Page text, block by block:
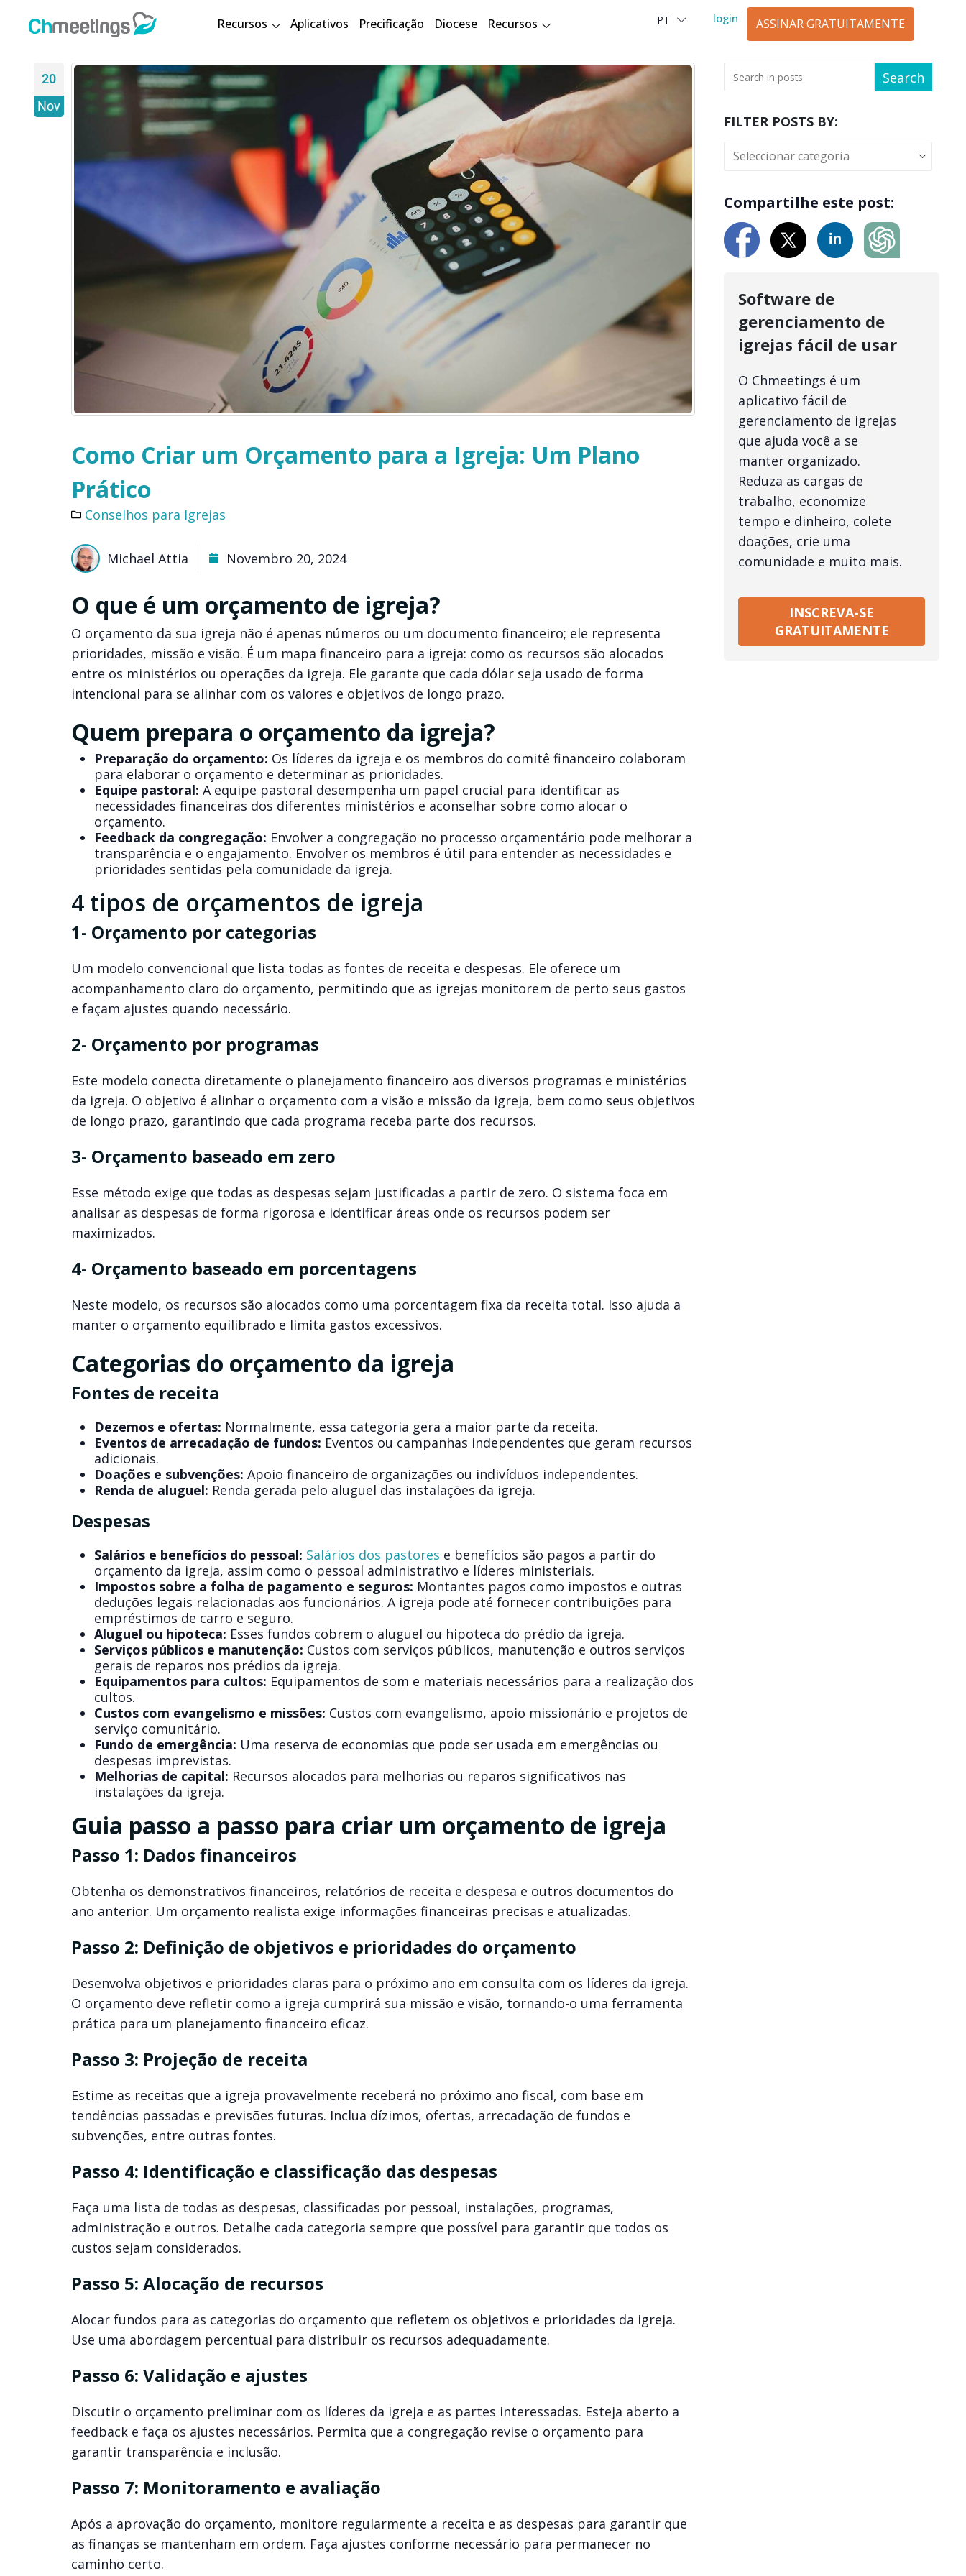
Recursos Aplicativos Precificação Diocese Recursos PT
العربية
login ASSINAR GRATUITAMENTE
20
Nov
Como Criar um Orçamento para a Igreja: Um Plano
Prático
Conselhos para Igrejas
Michael Attia Novembro 20, 2024
O que é um orçamento de igreja?
O orçamento da sua igreja não é apenas números ou um documento financeiro; ele representa
prioridades, missão e visão. É um mapa financeiro para a igreja: como os recursos são alocados
entre os ministérios ou operações da igreja. Ele garante que cada dólar seja usado de forma
intencional para se alinhar com os valores e objetivos de longo prazo.
Quem prepara o orçamento da igreja?
Preparação do orçamento: Os líderes da igreja e os membros do comitê financeiro colaboram
para elaborar o orçamento e determinar as prioridades.
Equipe pastoral: A equipe pastoral desempenha um papel crucial para identificar as
necessidades financeiras dos diferentes ministérios e aconselhar sobre como alocar o
orçamento.
Feedback da congregação: Envolver a congregação no processo orçamentário pode melhorar a
transparência e o engajamento. Envolver os membros é útil para entender as necessidades e
prioridades sentidas pela comunidade da igreja.
4 tipos de orçamentos de igreja
1- Orçamento por categorias
Um modelo convencional que lista todas as fontes de receita e despesas. Ele oferece um
acompanhamento claro do orçamento, permitindo que as igrejas monitorem de perto seus gastos
e façam ajustes quando necessário.
2- Orçamento por programas
Este modelo conecta diretamente o planejamento financeiro aos diversos programas e ministérios
da igreja. O objetivo é alinhar o orçamento com a visão e missão da igreja, bem como seus objetivos
de longo prazo, garantindo que cada programa receba parte dos recursos.
3- Orçamento baseado em zero
Esse método exige que todas as despesas sejam justificadas a partir de zero. O sistema foca em
analisar as despesas de forma rigorosa e identificar áreas onde os recursos podem ser
maximizados.
4- Orçamento baseado em porcentagens
Neste modelo, os recursos são alocados como uma porcentagem fixa da receita total. Isso ajuda a
manter o orçamento equilibrado e limita gastos excessivos.
Categorias do orçamento da igreja
Fontes de receita
Dezemos e ofertas: Normalmente, essa categoria gera a maior parte da receita.
Eventos de arrecadação de fundos: Eventos ou campanhas independentes que geram recursos
adicionais.
Doações e subvenções: Apoio financeiro de organizações ou indivíduos independentes.
Renda de aluguel: Renda gerada pelo aluguel das instalações da igreja.
Despesas
Salários e benefícios do pessoal: Salários dos pastores e benefícios são pagos a partir do
orçamento da igreja, assim como o pessoal administrativo e líderes ministeriais.
Impostos sobre a folha de pagamento e seguros: Montantes pagos como impostos e outras
deduções legais relacionadas aos funcionários. A igreja pode até fornecer contribuições para
empréstimos de carro e seguro.
Aluguel ou hipoteca: Esses fundos cobrem o aluguel ou hipoteca do prédio da igreja.
Serviços públicos e manutenção: Custos com serviços públicos, manutenção e outros serviços
gerais de reparos nos prédios da igreja.
Equipamentos para cultos: Equipamentos de som e materiais necessários para a realização dos
cultos.
Custos com evangelismo e missões: Custos com evangelismo, apoio missionário e projetos de
serviço comunitário.
Fundo de emergência: Uma reserva de economias que pode ser usada em emergências ou
despesas imprevistas.
Melhorias de capital: Recursos alocados para melhorias ou reparos significativos nas
instalações da igreja.
Guia passo a passo para criar um orçamento de igreja
Passo 1: Dados financeiros
Obtenha os demonstrativos financeiros, relatórios de receita e despesa e outros documentos do
ano anterior. Um orçamento realista exige informações financeiras precisas e atualizadas.
Passo 2: Definição de objetivos e prioridades do orçamento
Desenvolva objetivos e prioridades claras para o próximo ano em consulta com os líderes da igreja.
O orçamento deve refletir como a igreja cumprirá sua missão e visão, tornando-o uma ferramenta
prática para um planejamento financeiro eficaz.
Passo 3: Projeção de receita
Estime as receitas que a igreja provavelmente receberá no próximo ano fiscal, com base em
tendências passadas e previsões futuras. Inclua dízimos, ofertas, arrecadação de fundos e
subvenções, entre outras fontes.
Passo 4: Identificação e classificação das despesas
Faça uma lista de todas as despesas, classificadas por pessoal, instalações, programas,
administração e outros. Detalhe cada categoria sempre que possível para garantir que todos os
custos sejam considerados.
Passo 5: Alocação de recursos
Alocar fundos para as categorias do orçamento que refletem os objetivos e prioridades da igreja.
Use uma abordagem percentual para distribuir os recursos adequadamente.
Passo 6: Validação e ajustes
Discutir o orçamento preliminar com os líderes da igreja e as partes interessadas. Esteja aberto a
feedback e faça os ajustes necessários. Permita que a congregação revise o orçamento para
garantir transparência e inclusão.
Passo 7: Monitoramento e avaliação
Após a aprovação do orçamento, monitore regularmente a receita e as despesas para garantir que
as finanças se mantenham em ordem. Faça ajustes conforme necessário para permanecer no
caminho certo.
Search
FILTER POSTS BY:
Compartilhe este post:
Software de
gerenciamento de
igrejas fácil de usar
O Chmeetings é um
aplicativo fácil de
gerenciamento de igrejas
que ajuda você a se
manter organizado.
Reduza as cargas de
trabalho, economize
tempo e dinheiro, colete
doações, crie uma
comunidade e muito mais.
INSCREVA-SE
GRATUITAMENTE